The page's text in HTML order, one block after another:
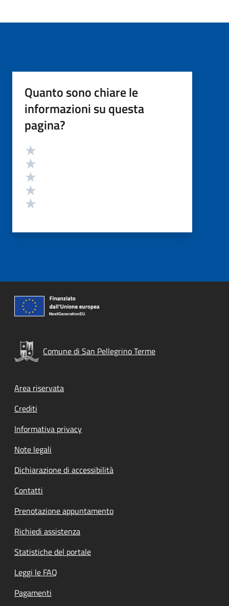
Quanto sono chiare le
informazioni su questa
pagina?
Valutazione
Comune di San Pellegrino Terme
Footer menu
Area riservata
Crediti
Informativa privacy
Note legali
Dichiarazione di accessibilità
Contatti
Prenotazione appuntamento
Richiedi assistenza
Statistiche del portale
Leggi le FAQ
Pagamenti